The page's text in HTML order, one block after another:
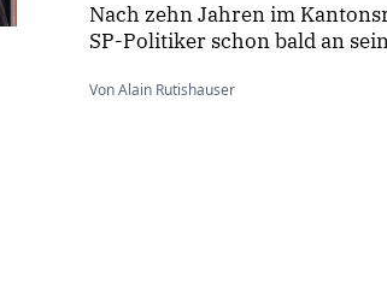
Nach zehn Jahren im
SP-Politiker schon bald an
Von Alain Rutishauser